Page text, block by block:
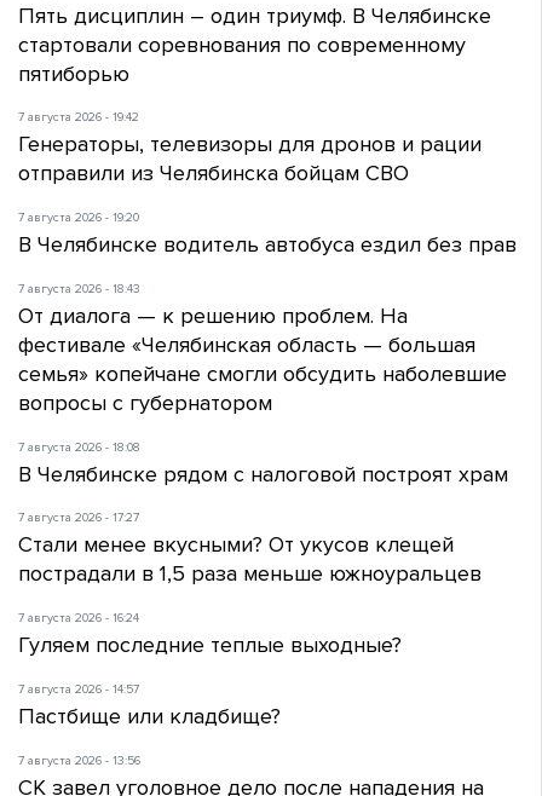
Пять дисциплин – один триумф. В Челябинске
стартовали соревнования по современному
пятиборью
7 августа 2026 - 19:42
Генераторы, телевизоры для дронов и рации
отправили из Челябинска бойцам СВО
7 августа 2026 - 19:20
В Челябинске водитель автобуса ездил без прав
7 августа 2026 - 18:43
От диалога — к решению проблем. На
фестивале «Челябинская область — большая
семья» копейчане смогли обсудить наболевшие
вопросы с губернатором
7 августа 2026 - 18:08
В Челябинске рядом с налоговой построят храм
7 августа 2026 - 17:27
Стали менее вкусными? От укусов клещей
пострадали в 1,5 раза меньше южноуральцев
7 августа 2026 - 16:24
Гуляем последние теплые выходные?
7 августа 2026 - 14:57
Пастбище или кладбище?
7 августа 2026 - 13:56
СК завел уголовное дело после нападения на